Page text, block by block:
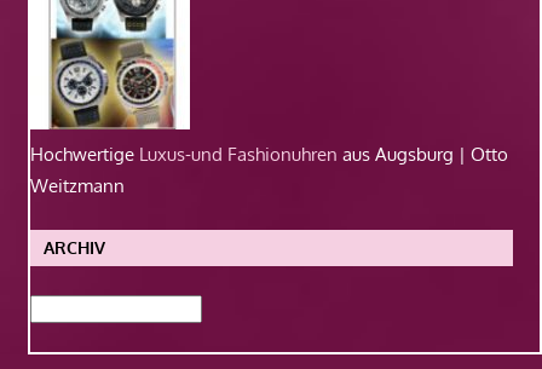
Hochwertige Luxus-und Fashionuhren aus Augsburg | Otto
Weitzmann
ARCHIV